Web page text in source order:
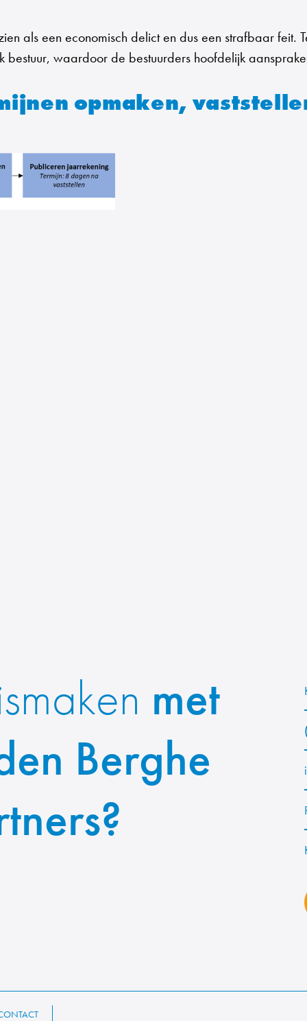
als een economisch delict en dus een strafbaar feit.
waardoor de bestuurders hoofdelijk
opmaken,
met
Berghe